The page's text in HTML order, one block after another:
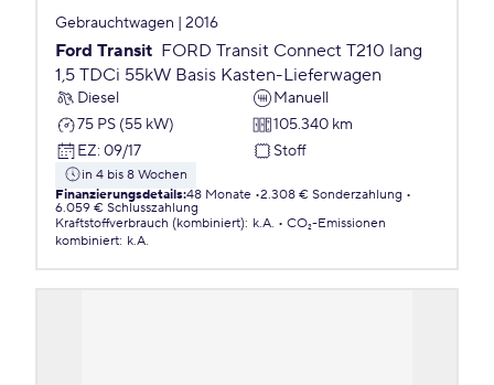
Gebrauchtwagen | 2016
Ford Transit FORD Transit Connect T210 lang
1,5 TDCi 55kW Basis Kasten-Lieferwagen
Diesel
Manuell
75 PS (55 kW)
105.340 km
EZ: 09/17 Stoff
in 4 bis 8 Wochen
Finanzierungsdetails:48 Monate 2.308 € Sonderzahlung
6.059 € Schlusszahlung
Kraftstoffverbrauch (kombiniert): k.A.
CO₂-Emissionen
kombiniert: k.A.